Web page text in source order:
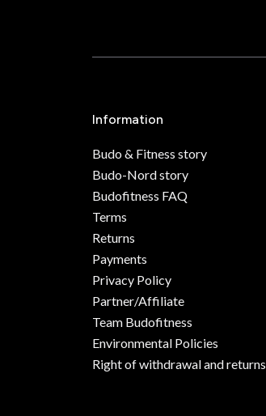
Information
Budo & Fitness story
Budo-Nord story
Budofitness FAQ
Terms
Returns
Payments
Privacy Policy
Partner/Affiliate
Team Budofitness
Environmental Policies
Right of withdrawal and returns